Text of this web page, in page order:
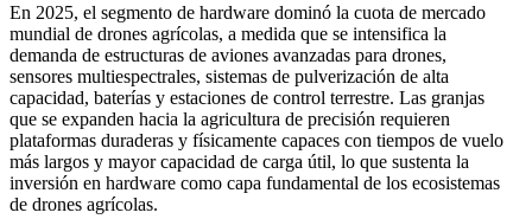
En 2025, el segmento de hardware dominó la cuota de mercado
mundial de drones agrícolas, a medida que se intensifica la
demanda de estructuras de aviones avanzadas para drones,
sensores multiespectrales, sistemas de pulverización de alta
capacidad, baterías y estaciones de control terrestre. Las granjas
que se expanden hacia la agricultura de precisión requieren
plataformas duraderas y físicamente capaces con tiempos de vuelo
más largos y mayor capacidad de carga útil, lo que sustenta la
inversión en hardware como capa fundamental de los ecosistemas
de drones agrícolas.